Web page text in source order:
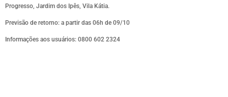
Progresso, Jardim dos Ipês, Vila Kátia.
Previsão de retorno: a partir das 06h de 09/10
Informações aos usuários: 0800 602 2324